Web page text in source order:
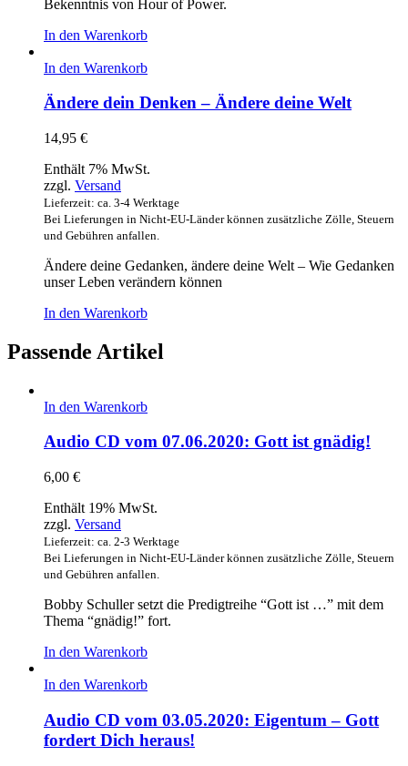
Bekenntnis von Hour of Power.
In den Warenkorb
In den Warenkorb
Ändere dein Denken – Ändere deine Welt
14,95 €
Enthält 7% MwSt.
zzgl. Versand
Lieferzeit: ca. 3-4 Werktage
Bei Lieferungen in Nicht-EU-Länder können zusätzliche Zölle, Steuern
und Gebühren anfallen.
Ändere deine Gedanken, ändere deine Welt – Wie Gedanken
unser Leben verändern können
In den Warenkorb
Passende Artikel
In den Warenkorb
Audio CD vom 07.06.2020: Gott ist gnädig!
6,00 €
Enthält 19% MwSt.
zzgl. Versand
Lieferzeit: ca. 2-3 Werktage
Bei Lieferungen in Nicht-EU-Länder können zusätzliche Zölle, Steuern
und Gebühren anfallen.
Bobby Schuller setzt die Predigtreihe “Gott ist …” mit dem
Thema “gnädig!” fort.
In den Warenkorb
In den Warenkorb
Audio CD vom 03.05.2020: Eigentum – Gott
fordert Dich heraus!